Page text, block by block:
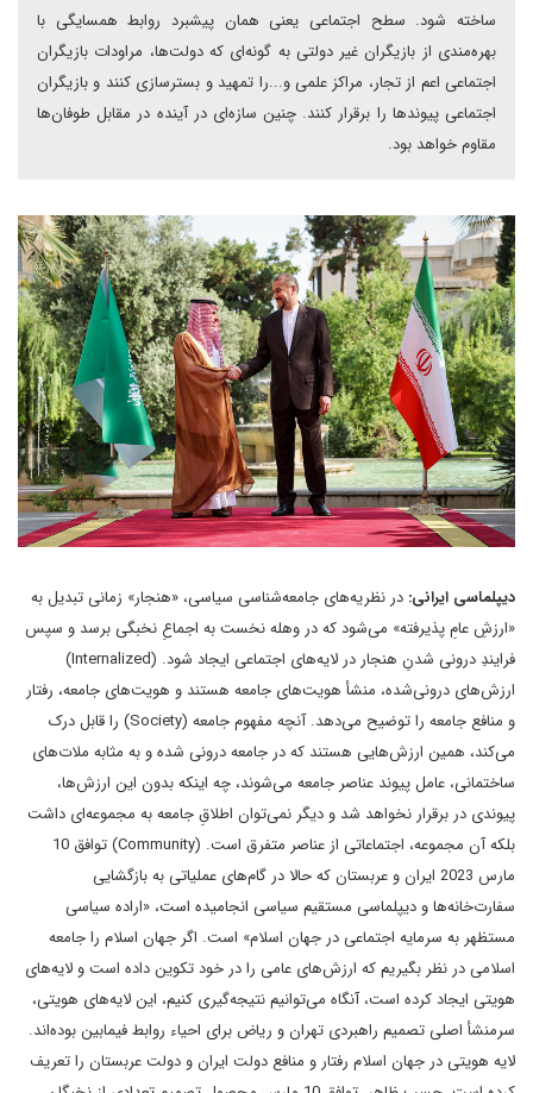
ساخته شود. سطح اجتماعی یعنی همان پیشبرد روابط همسایگی با
بهره‌مندی از بازیگران غیر دولتی به گونه‌ای که دولت‌ها، مراودات بازیگران
اجتماعی اعم از تجار، مراکز علمی و...را تمهید و بسترسازی کنند و بازیگران
اجتماعی پیوندها را برقرار کنند. چنین سازه‌ای در آینده در مقابل طوفان‌ها
مقاوم خواهد بود.
دیپلماسی ایرانی: در نظریه‌های جامعه‌شناسی سیاسی، «هنجار» زمانی تبدیل به
«ارزشِ عامِ پذیرفته» می‌شود که در وهله نخست به اجماعِ نخبگی برسد و سپس
فرایندِ درونی شدنِ هنجار در لایه‌های اجتماعی ایجاد شود. (Internalized)
ارزش‌های درونی‌شده، منشأ هویت‌های جامعه هستند و هویت‌های جامعه، رفتار
و منافع جامعه را توضیح می‌دهد. آنچه مفهوم جامعه (Society) را قابل درک
می‌کند، همین ارزش‌هایی هستند که در جامعه درونی شده و به مثابه ملات‌های
ساختمانی، عامل پیوند عناصر جامعه می‌شوند، چه اینکه بدون این ارزش‌ها،
پیوندی در برقرار نخواهد شد و دیگر نمی‌توان اطلاقِ جامعه به مجموعه‌ای داشت
بلکه آن مجموعه، اجتماعاتی از عناصر متفرق است. (Community) توافق 10
مارس 2023 ایران و عربستان که حالا در گام‌های عملیاتی به بازگشایی
سفارت‌خانه‌ها و دیپلماسی مستقیم سیاسی انجامیده است، «اراده سیاسی
مستظهر به سرمایه اجتماعی در جهان اسلام» است. اگر جهان اسلام را جامعه
اسلامی در نظر بگیریم که ارزش‌های عامی را در خود تکوین داده است و لایه‌های
هویتی ایجاد کرده است، آنگاه می‌توانیم نتیجه‌گیری کنیم، این لایه‌های هویتی،
سرمنشأ اصلی تصمیم راهبردی تهران و ریاض برای احیاء روابط فیمابین بوده‌اند.
لایه هویتی در جهان اسلام رفتار و منافع دولت ایران و دولت عربستان را تعریف